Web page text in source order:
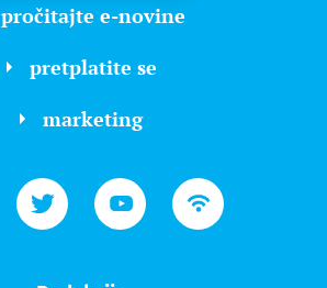
pročitajte e-novine
pretplatite se
marketing